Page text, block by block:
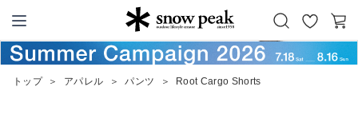
Snow Peak
お
気
カ
ー
トップ ＞ アパレル ＞ パンツ ＞ Root Cargo Shorts